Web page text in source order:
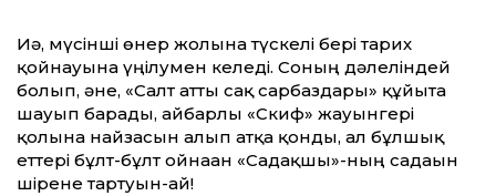
Иә, мүсінші өнер жолына түскелі бері тарих
қойнауына үңілумен келеді. Соның дәлеліндей
болып, әне, «Салт атты сақ сарбаздары» құйғыта
шауып барады, айбарлы «Скиф» жауынгері
қолына найзасын алып атқа қонды, ал бұлшық
еттері бұлт-бұлт ойнаған «Садақшы»-ның садағын
шірене тартуын-ай!